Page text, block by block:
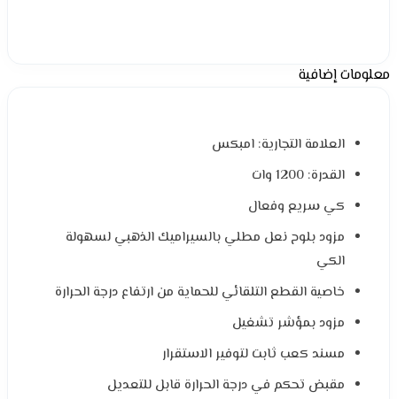
معلومات إضافية
العلامة التجارية: امبكس
القدرة: 1200 وات
كي سريع وفعال
مزود بلوح نعل مطلي بالسيراميك الذهبي لسهولة
الكي
خاصية القطع التلقائي للحماية من ارتفاع درجة الحرارة
مزود بمؤشر تشغيل
مسند كعب ثابت لتوفير الاستقرار
مقبض تحكم في درجة الحرارة قابل للتعديل